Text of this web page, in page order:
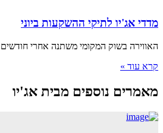
מדדי אג'יו לתיקי ההשקעות ביוני
האווירה בשוק המקומי משתנה אחרי
קרא עוד »
מאמרים נוספים מבית אג'יו